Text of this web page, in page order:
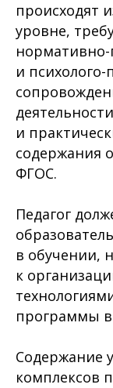
происходят
уровне,
нормативно-
и психолого-
и
содержания
ФГОС.
Педагог
в обучении,
к
программы в
Содержание
комплексов